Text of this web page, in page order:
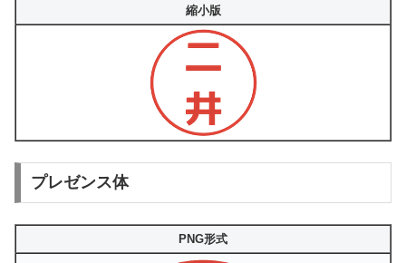
縮小版
プレゼンス体
PNG形式